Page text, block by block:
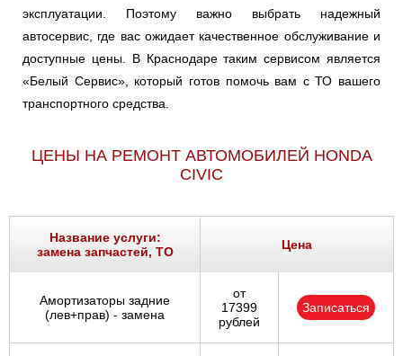
эксплуатации. Поэтому важно выбрать надежный
автосервис, где вас ожидает качественное обслуживание и
доступные цены. В Краснодаре таким сервисом является
«Белый Сервис», который готов помочь вам с ТО вашего
транспортного средства.
ЦЕНЫ НА РЕМОНТ АВТОМОБИЛЕЙ HONDA
CIVIC
Название услуги:
замена запчастей, ТО
Цена
Амортизаторы задние
(лев+прав) - замена
от
17399
рублей
Записаться